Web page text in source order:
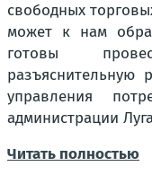
свободных
может к нам
готовы
разъяснительную
управления
администрации
Читать полностью